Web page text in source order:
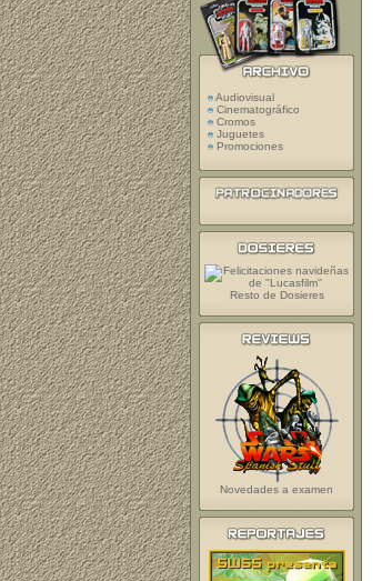
Audiovisual
Cinematográfico
Cromos
Juguetes
Promociones
Resto de Dosieres
Novedades a examen